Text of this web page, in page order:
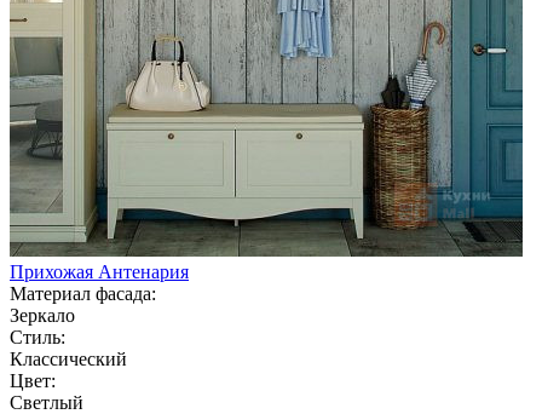
Прихожая Антенария
Материал фасада:
Зеркало
Стиль:
Классический
Цвет:
Светлый